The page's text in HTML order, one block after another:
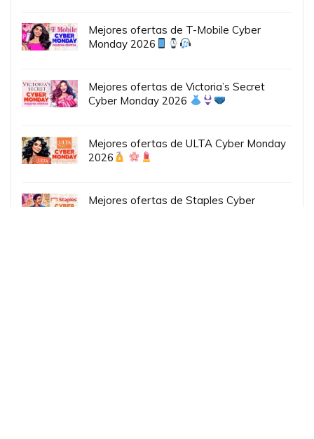
Mejores ofertas de T-Mobile Cyber
Monday 2026
Mejores ofertas de Victoria’s Secret
Cyber Monday 2026
Mejores ofertas de ULTA Cyber Monday
2026
Mejores ofertas de Staples Cyber